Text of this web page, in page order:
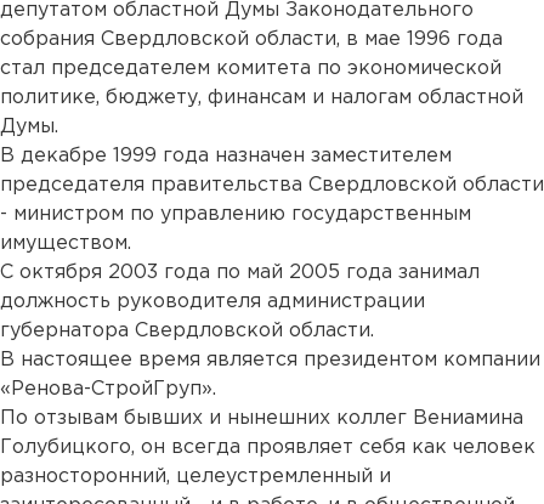
депутатом областной Думы Законодательного
собрания Свердловской области, в мае 1996 года
стал председателем комитета по экономической
политике, бюджету, финансам и налогам областной
Думы.
В декабре 1999 года назначен заместителем
председателя правительства Свердловской области
- министром по управлению государственным
имуществом.
С октября 2003 года по май 2005 года занимал
должность руководителя администрации
губернатора Свердловской области.
В настоящее время является президентом компании
«Ренова-СтройГруп».
По отзывам бывших и нынешних коллег Вениамина
Голубицкого, он всегда проявляет себя как человек
разносторонний, целеустремленный и